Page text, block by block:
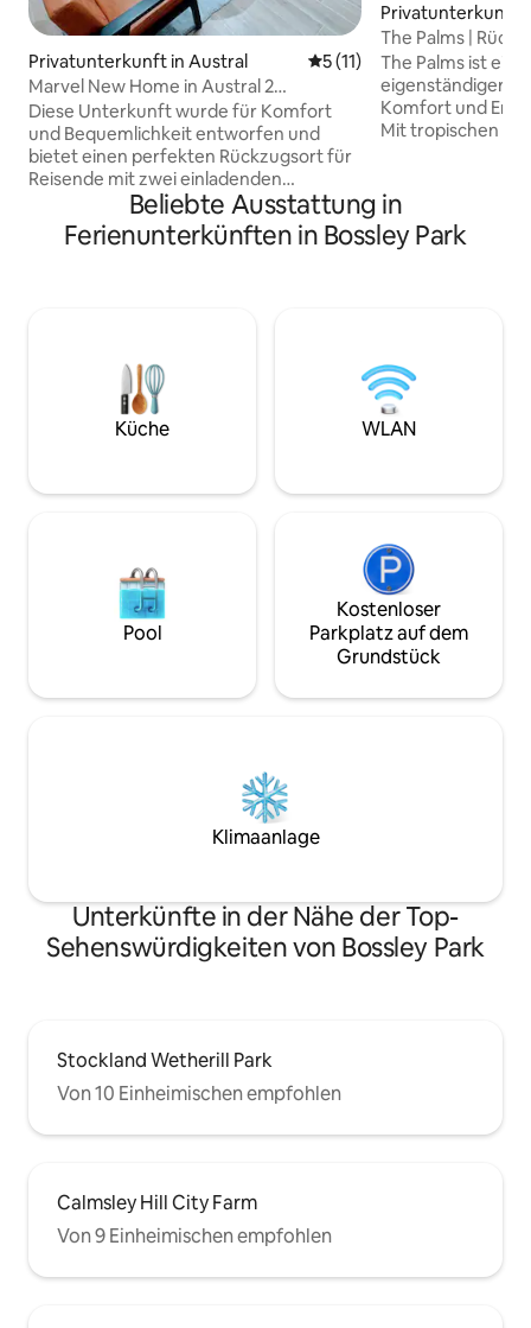
Privatunterkunft in Austral Durchschnittliche
5 (11)
Marvel New Home in Austral 2
Schlafzimmer + Arbeitszimmer + Yoga-
Raum!
Diese Unterkunft wurde für Komfort
und Bequemlichkeit entworfen und
bietet einen perfekten Rückzugsort für
Reisende mit zwei einladenden
Schlafzimmern, einer schicken Küche,
einer Waschküche und separaten
Räumen für Studium/Arbeit und
entfernt. Der Bahnhof Leppington liegt
nur 8 Fahrminuten von der Unterkunft
Sydney, weit weg von zu Hause, in
Eleganz und Komfort zu erleben –
Privatunterkunft
d
The Palms |
Strathfield
The Palms ist ein
eigenständiger
Komfort und
Mit tropischen
Queensize-Bett,
Arbeitsplatz und
Burwood.
Beliebte Ausstattung in
Ferienunterkünften in Bossley Park
Küche WLAN
Pool
Kostenloser
Parkplatz auf dem
Grundstück
Klimaanlage
Unterkünfte in der Nähe der Top-
Sehenswürdigkeiten von Bossley Park
Stockland Wetherill Park
Von 10 Einheimischen empfohlen
Calmsley Hill City Farm
Von 9 Einheimischen empfohlen